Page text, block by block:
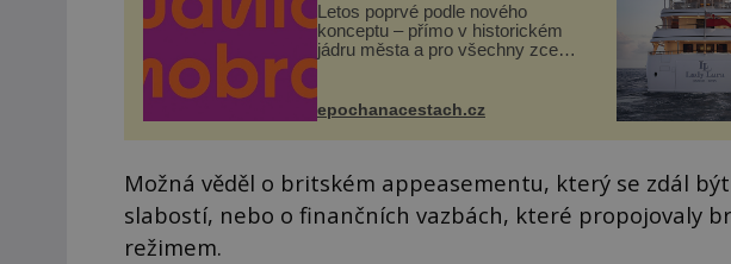
Letos poprvé podle nového
konceptu – přímo v historickém
jádru města a pro všechny zcela
náměstí. Návštěvníci se mohou
těšit na víno, burčák, pes...
epochanacestach.cz
Možná věděl o britském appeasementu, který se zdál
slabostí, nebo o finančních vazbách, které propojovaly
režimem.